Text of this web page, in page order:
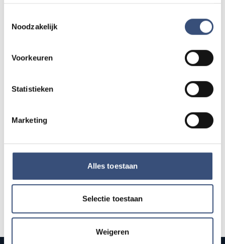
Noodzakelijk
Voorkeuren
Statistieken
Marketing
Alles toestaan
Selectie toestaan
Weigeren
AUG.
Hippie Beach Day markt bij Houten Kaap
AUG.